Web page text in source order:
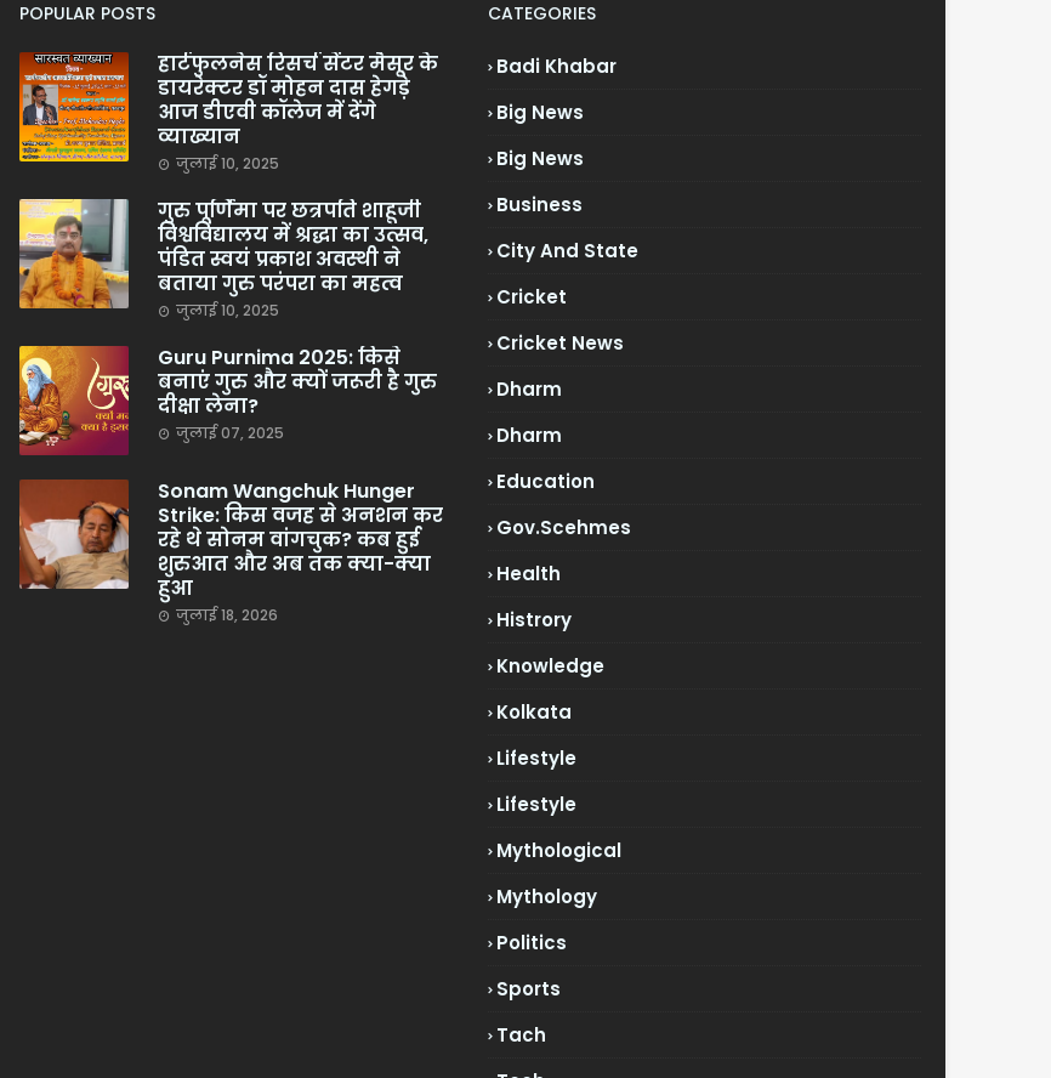
POPULAR POSTS
हार्टफुलनेस रिसर्च सेंटर मैसूर के
डायरेक्टर डॉ मोहन दास हेगड़े
आज डीएवी कॉलेज में देंगे
व्याख्यान
जुलाई 10, 2025
गुरु पूर्णिमा पर छत्रपति शाहूजी
विश्वविद्यालय में श्रद्धा का उत्सव,
पंडित स्वयं प्रकाश अवस्थी ने
बताया गुरु परंपरा का महत्व
जुलाई 10, 2025
Guru Purnima 2025: किसे
बनाएं गुरु और क्यों जरूरी है गुरु
दीक्षा लेना?
जुलाई 07, 2025
Sonam Wangchuk Hunger
Strike: किस वजह से अनशन कर
रहे थे सोनम वांगचुक? कब हुई
शुरुआत और अब तक क्या-क्या
हुआ
जुलाई 18, 2026
CATEGORIES
Badi Khabar
Big News
Big News
Business
City And State
Cricket
Cricket News
Dharm
Dharm
Education
Gov.scehmes
Health
Histrory
Knowledge
Kolkata
Lifestyle
Lifestyle
Mythological
Mythology
Politics
Sports
Tach